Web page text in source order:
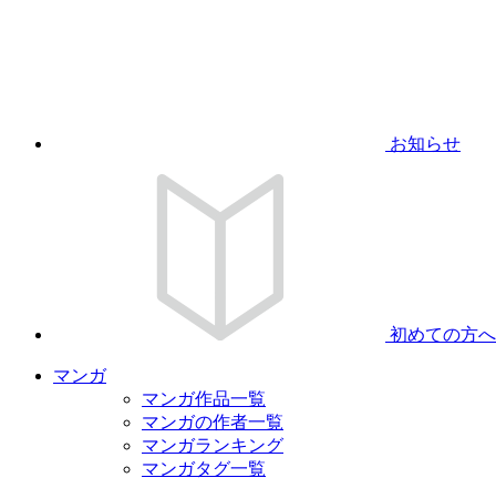
お知らせ
初めての方へ
マンガ
マンガ作品一覧
マンガの作者一覧
マンガランキング
マンガタグ一覧